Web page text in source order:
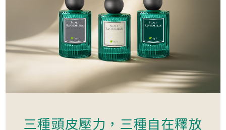
三種頭皮壓力，三種自在釋放